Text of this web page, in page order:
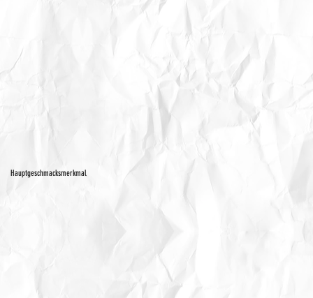
Hauptgeschmacksmerkmal